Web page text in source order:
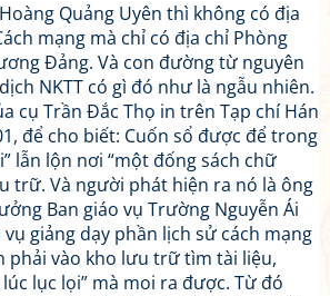
Quảng Uyên thì không có địa
mạng mà chỉ có địa chỉ Phòng
Đảng. Và con đường từ nguyên
NKTT có gì đó như là ngẫu nhiên.
cụ Trần Đắc Thọ in trên Tạp chí Hán
để cho biết: Cuốn sổ được để trong
lẫn lộn nơi “một đống sách chữ
trữ. Và người phát hiện ra nó là ông
Ban giáo vụ Trường Nguyễn Ái
giảng dạy phần lịch sử cách mạng
phải vào kho lưu trữ tìm tài liệu,
lúc lục lọi” mà moi ra được. Từ đó